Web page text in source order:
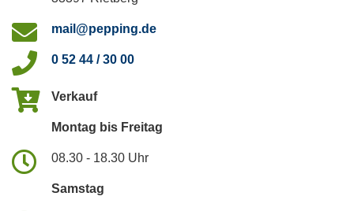
mail@pepping.de
0 52 44 / 30 00
Verkauf
Montag bis Freitag
08.30 - 18.30 Uhr
Samstag